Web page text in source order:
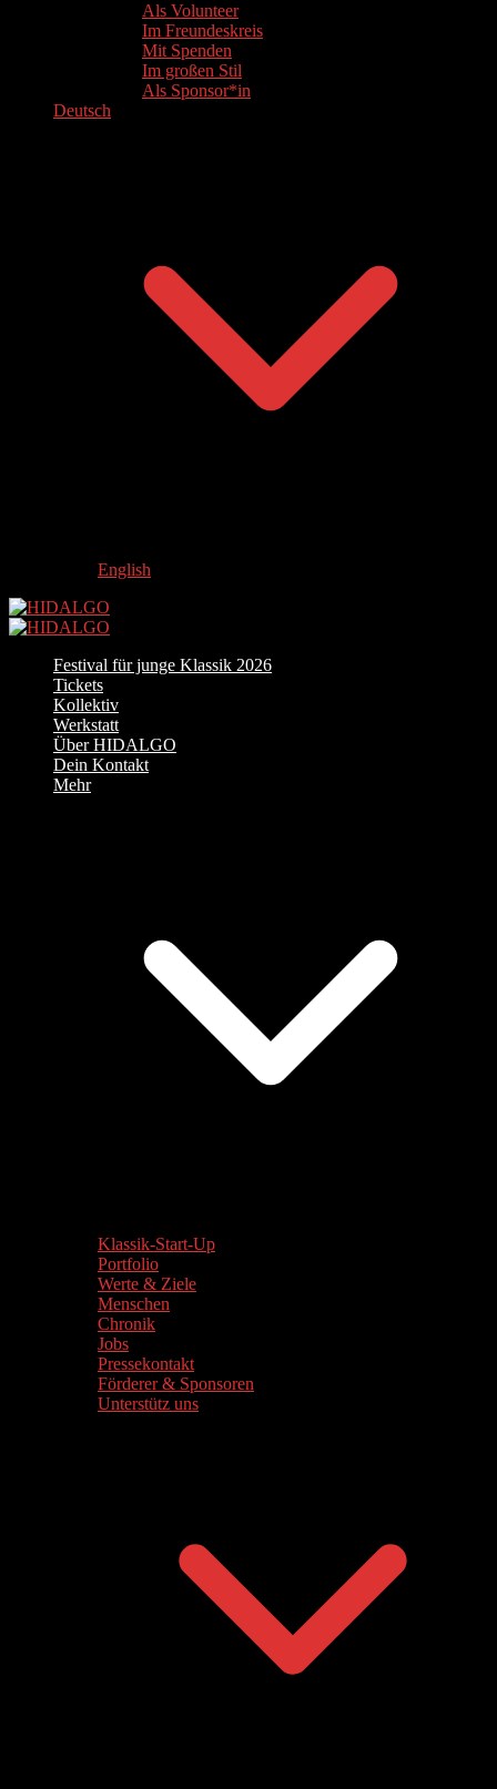
Als Volunteer
Im Freundeskreis
Mit Spenden
Im großen Stil
Als Sponsor*in
Deutsch
English
Festival für junge Klassik 2026
Tickets
Kollektiv
Werkstatt
Über HIDALGO
Dein Kontakt
Mehr
Klassik-Start-Up
Portfolio
Werte & Ziele
Menschen
Chronik
Jobs
Pressekontakt
Förderer & Sponsoren
Unterstütz uns